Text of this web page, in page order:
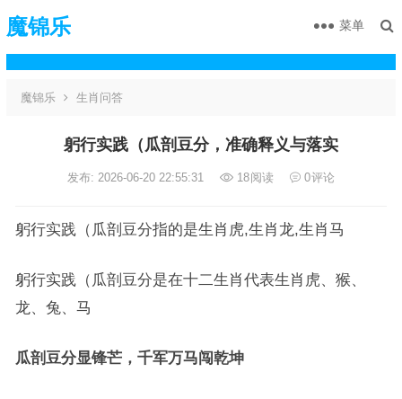
魔锦乐 菜单
魔锦乐 生肖问答
躬行实践（瓜剖豆分，准确释义与落实
发布: 2026-06-20 22:55:31 18阅读 0评论
躬行实践（瓜剖豆分指的是生肖虎,生肖龙,生肖马
躬行实践（瓜剖豆分是在十二生肖代表生肖虎、猴、
龙、兔、马
瓜剖豆分显锋芒，千军万马闯乾坤